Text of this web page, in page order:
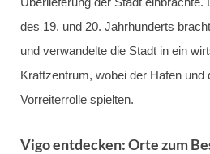
des 19. und 20. Jahrhunderts
und verwandelte die Stadt in ein
Kraftzentrum, wobei der Hafen und
Vorreiterrolle spielten.
Vigo entdecken: Orte zum